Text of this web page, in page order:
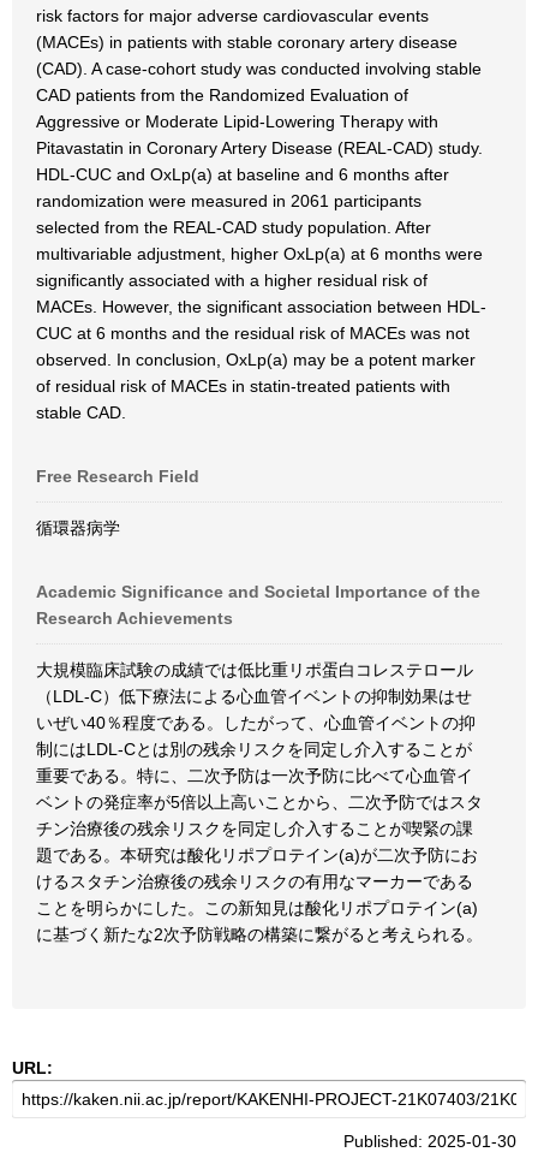
risk factors for major adverse cardiovascular events
(MACEs) in patients with stable coronary artery disease
(CAD). A case-cohort study was conducted involving stable
CAD patients from the Randomized Evaluation of
Aggressive or Moderate Lipid-Lowering Therapy with
Pitavastatin in Coronary Artery Disease (REAL-CAD) study.
HDL-CUC and OxLp(a) at baseline and 6 months after
randomization were measured in 2061 participants
selected from the REAL-CAD study population. After
multivariable adjustment, higher OxLp(a) at 6 months were
significantly associated with a higher residual risk of
MACEs. However, the significant association between HDL-
CUC at 6 months and the residual risk of MACEs was not
observed. In conclusion, OxLp(a) may be a potent marker
of residual risk of MACEs in statin-treated patients with
stable CAD.
Free Research Field
循環器病学
Academic Significance and Societal Importance of the
Research Achievements
大規模臨床試験の成績では低比重リポ蛋白コレステロール
（LDL-C）低下療法による心血管イベントの抑制効果はせ
いぜい40％程度である。したがって、心血管イベントの抑
制にはLDL-Cとは別の残余リスクを同定し介入することが
重要である。特に、二次予防は一次予防に比べて心血管イ
ベントの発症率が5倍以上高いことから、二次予防ではスタ
チン治療後の残余リスクを同定し介入することが喫緊の課
題である。本研究は酸化リポプロテイン(a)が二次予防にお
けるスタチン治療後の残余リスクの有用なマーカーである
ことを明らかにした。この新知見は酸化リポプロテイン(a)
に基づく新たな2次予防戦略の構築に繋がると考えられる。
URL:
Published: 2025-01-30